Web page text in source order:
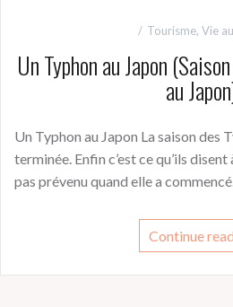
Tourisme, Vie
Un Typhon au Japon
au
Un Typhon au Japon La saison des
terminée. Enfin c’est ce qu’ils
pas prévenu quand elle a
Continue